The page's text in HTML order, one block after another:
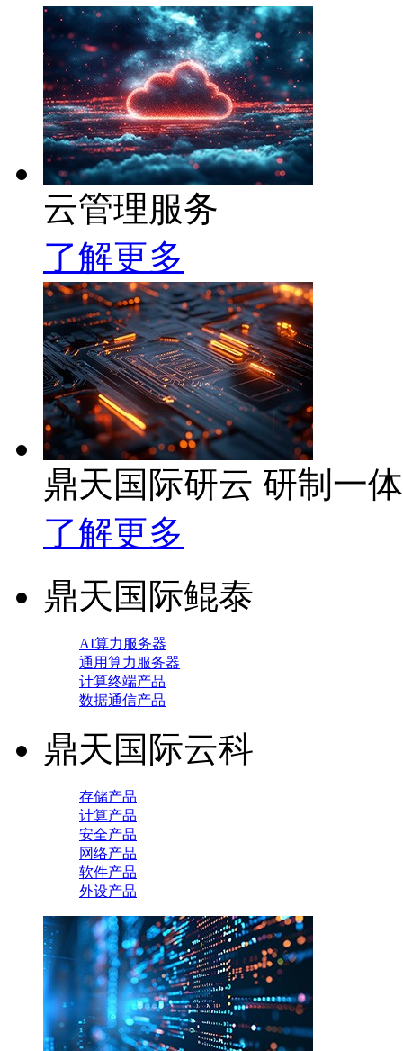
云管理服务
了解更多
鼎天国际研云 研制一
了解更多
鼎天国际鲲泰
AI算力服务器
通用算力服务器
计算终端产品
数据通信产品
鼎天国际云科
存储产品
计算产品
安全产品
网络产品
软件产品
外设产品